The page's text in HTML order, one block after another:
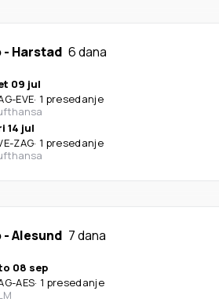
- Harstad 6 dana
09 jul
-EVE· 1 presedanje
14 jul
-ZAG· 1 presedanje
-Alesund 7 dana
08 sep
-AES· 1 presedanje